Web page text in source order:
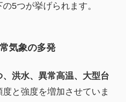
5つが挙げられます。
気象の多発
、洪水、異常高温、大型台
と強度を増加させていま